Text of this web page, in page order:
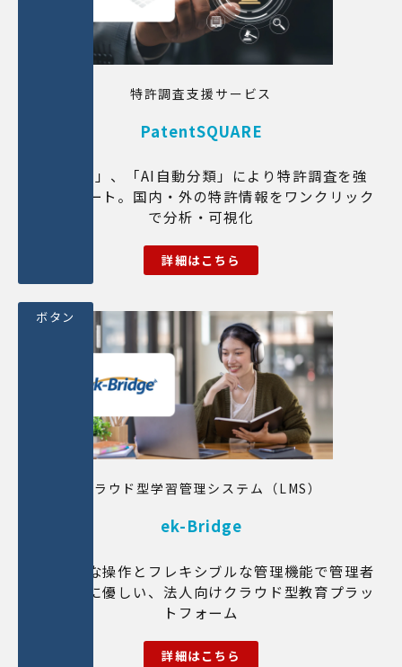
特許調査支援サービス
PatentSQUARE
「AI検索」、「AI自動分類」により特許調査を強
力にサポート。国内・外の特許情報をワンクリック
で分析・可視化
詳細はこちら
クラウド型学習管理システム（LMS）
ek-Bridge
シンプルな操作とフレキシブルな管理機能で管理者
と受講者に優しい、法人向けクラウド型教育プラッ
トフォーム
ボタン
詳細はこちら